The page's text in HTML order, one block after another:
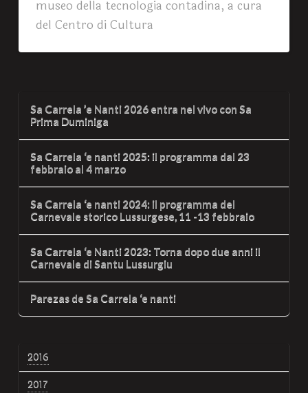
museo della tecnologia contadina, a cura
del Centro di Cultura
Sa Carrela ’e Nanti 2026 entra nel vivo con Sa
Prima Duminiga
Sa Carrela ‘e nanti 2025: il programma dal 23
febbraio al 4 marzo
Sa Carrela ‘e nanti 2024: il programma del
Carnevale storico Lussurgese, 11 -13 febbraio
Sa Carrela ‘e Nanti 2023: Torna dopo due anni il
Carnevale di Santu Lussurgiu
Parezas de Sa Carrela ‘e nanti
2016
2017